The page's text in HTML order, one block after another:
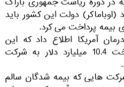
دوره ریاست جمهوری باراک
دولت این کشور باید
بیمه پرداخت می کرد.
آمریکا اطلاع داد که این
تصمیم دولت ترامپ پرداخت 10.4 میلیارد دلار به شرکت
هایی که بیمه شدگان سالم